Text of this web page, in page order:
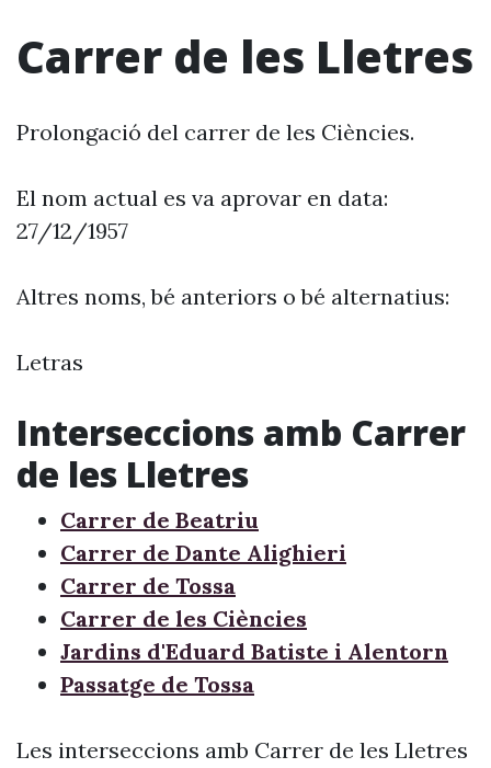
Carrer de les Lletres
Prolongació del carrer de les Ciències.
El nom actual es va aprovar en data:
27/12/1957
Altres noms, bé anteriors o bé alternatius:
Letras
Interseccions amb Carrer
de les Lletres
Carrer de Beatriu
Carrer de Dante Alighieri
Carrer de Tossa
Carrer de les Ciències
Jardins d'Eduard Batiste i Alentorn
Passatge de Tossa
Les interseccions amb Carrer de les Lletres